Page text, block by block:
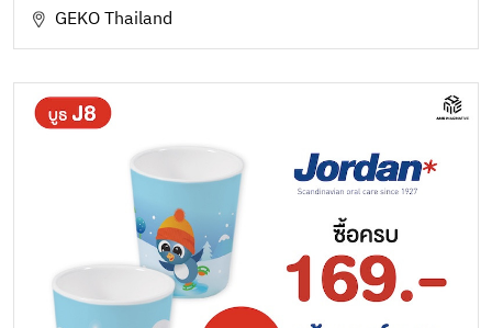
GEKO Thailand